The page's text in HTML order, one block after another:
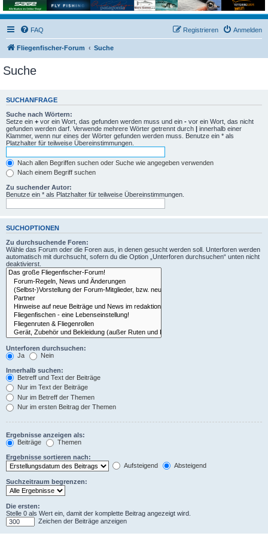
FAQ Anmelden
Registrieren
Fliegenfischer-Forum Suche
Suche
SUCHANFRAGE
Suche nach Wörtern:
Setze ein + vor ein Wort, das gefunden werden muss und ein - vor ein Wort, das nicht
gefunden werden darf. Verwende mehrere Wörter getrennt durch | innerhalb einer
Klammer, wenn nur eines der Wörter gefunden werden muss. Benutze ein * als
Platzhalter für teilweise Übereinstimmungen.
Nach allen Begriffen suchen oder Suche wie angegeben verwenden
Nach einem Begriff suchen
Zu suchender Autor:
Benutze ein * als Platzhalter für teilweise Übereinstimmungen.
SUCHOPTIONEN
Zu durchsuchende Foren:
Wähle das Forum oder die Foren aus, in denen gesucht werden soll. Unterforen werden
automatisch mit durchsucht, sofern du die Option „Unterforen durchsuchen“ unten nicht
deaktivierst.
Unterforen durchsuchen:
Ja
Nein
Innerhalb suchen:
Betreff und Text der Beiträge
Nur im Text der Beiträge
Nur im Betreff der Themen
Nur im ersten Beitrag der Themen
Ergebnisse anzeigen als:
Beiträge
Themen
Ergebnisse sortieren nach:
Aufsteigend
Absteigend
Suchzeitraum begrenzen:
Die ersten:
Stelle 0 als Wert ein, damit der komplette Beitrag angezeigt wird.
Zeichen der Beiträge anzeigen